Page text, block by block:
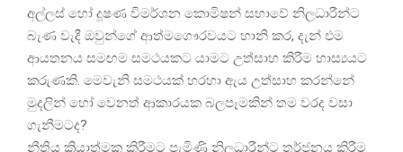
අල්ලස් හෝ දූෂණ විමර්ශන කොමිෂන් සභාවේ නිලධාරීන්ට
බැණ වැදී ඔවුන්ගේ ආත්මගෞරවයට හානි කර, දැන් එම
ආයතනය සමඟම සමථයකට යාමට උත්සාහ කිරීම හාස්‍යයට
කරුණකි. මෙවැනි සමථයක් හරහා ඇය උත්සාහ කරන්නේ
මුදලින් හෝ වෙනත් ආකාරයක බලපෑමකින් තම වරද වසා
ගැනීමටද?
නීතිය ක්‍රියාත්මක කිරීමට පැමිණි නිලධාරීන්ට තර්ජනය කිරීම